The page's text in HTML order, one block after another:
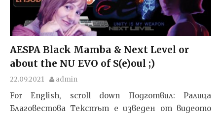
AESPA Black Mamba & Next Level or
about the NU EVO of S(e)oul ;)
22.09.2021 admin
For English, scroll down Подготвил: Ралица
Благовестова Текстът e изведен от видеото